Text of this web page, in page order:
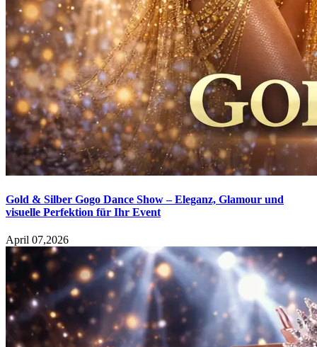
Gold & Silber Gogo Dance Show – Eleganz, Glamour und
visuelle Perfektion für Ihr Event
April 07,2026